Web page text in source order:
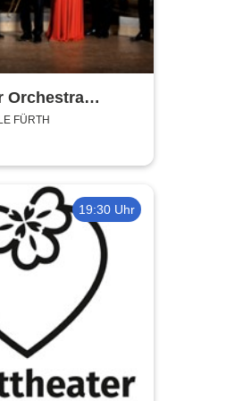
Orchestra
Plettendorff
FÜRTH
19:30 Uhr